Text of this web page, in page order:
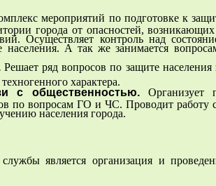
мероприятий по подготовке к
города от опасностей,
Осуществляет контроль над
А так же занимается
Решает ряд вопросов по защите населения
характера.
с общественностью.Организует
по вопросам ГО и ЧС. Проводит работу
населения города.
является организация и